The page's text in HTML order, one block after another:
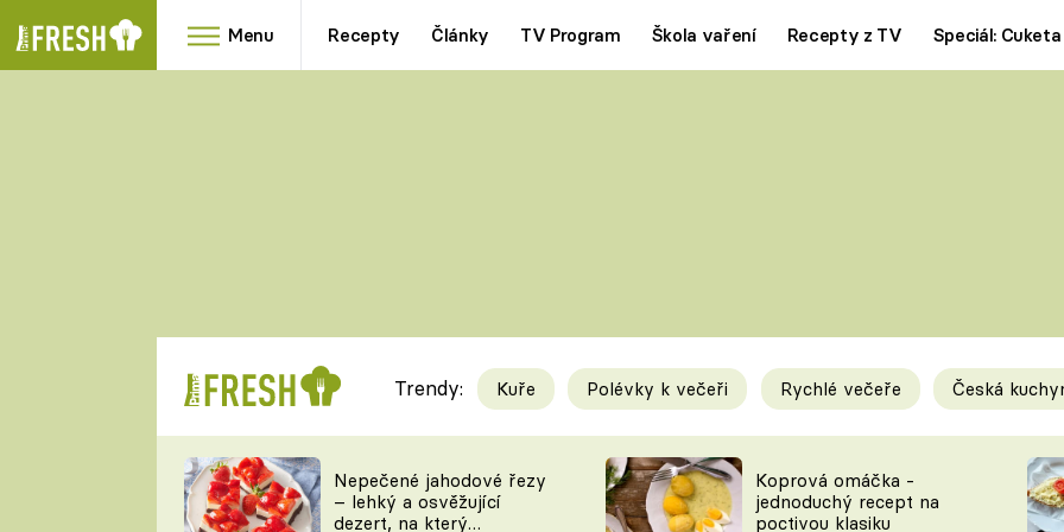
Menu Recepty Články TV Program Škola vaření Recepty z TV Speciál: Cuketa
RYCHLOVKY
Videorecepty
TEĎ VAŘÍ ŠÉF!
Tipy a triky
KAM ZA JÍDLEM
Trendy: Kuře Polévky k večeři Rychlé večeře Česká
Nepečené jahodové řezy
– lehký a osvěžující
dezert, na který
Koprová omáčka -
jednoduchý recept na
poctivou klasiku